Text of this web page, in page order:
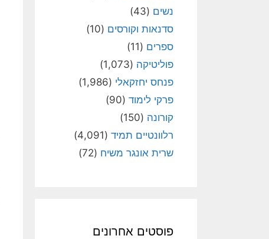
נשים (43)
סדנאות וקורסים (10)
ספרים (11)
פוליטיקה (1,073)
פנחס יחזקאלי (1,986)
פרקי לימוד (90)
קורונה (150)
רלוונטיים תמיד (4,091)
שרית אונגר משיח (72)
פוסטים אחרונים